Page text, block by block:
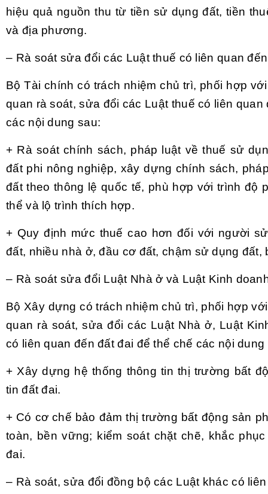
hiệu quả nguồn thu từ tiền sử dụng đất, tiền
và địa phương.
– Rà soát sửa đổi các Luật thuế có liên quan
Bộ Tài chính có trách nhiệm chủ trì, phối hợp
quan rà soát, sửa đổi các Luật thuế có liên quan
các nội dung sau:
+ Rà soát chính sách, pháp luật về thuế sử
đất phi nông nghiệp, xây dựng chính sách,
đất theo thông lệ quốc tế, phù hợp với trình độ
thể và lộ trình thích hợp.
+ Quy định mức thuế cao hơn đối với người
đất, nhiều nhà ở, đầu cơ đất, chậm sử dụng đất,
– Rà soát sửa đổi Luật Nhà ở và Luật Kinh
Bộ Xây dựng có trách nhiệm chủ trì, phối hợp
quan rà soát, sửa đổi các Luật Nhà ở, Luật
có liên quan đến đất đai để thể chế các nội dung
+ Xây dựng hệ thống thông tin thị trường bất
tin đất đai.
+ Có cơ chế bảo đảm thị trường bất động sản
toàn, bền vững; kiểm soát chặt chẽ, khắc
đai.
– Rà soát, sửa đổi đồng bộ các Luật khác có